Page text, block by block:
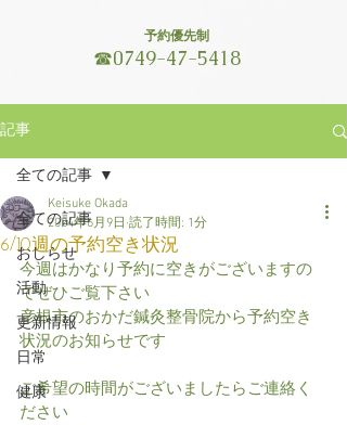
予約優先制
☎0749-47-5418
記事
全ての記事
おしらせ
活動
更新情報
日常
健康
全ての記事
6/10週の予約空き状況
Keisuke Okada
2024年6月9日 読了時間: 1分
今週はかなり予約に空きがございますの
でぜひご覧下さい
彦根市のおかだ鍼灸整骨院から予約空き
状況のお知らせです
ご希望の時間がございましたらご連絡く
ださい